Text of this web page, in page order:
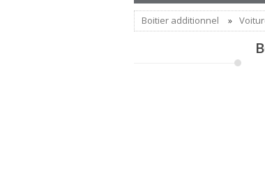
Boitier additionnel »